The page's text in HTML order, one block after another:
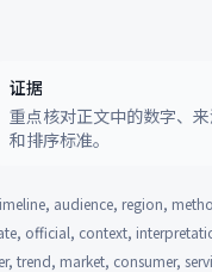
证据
重点核对正文中的数字、
和排序标准。
audience, region,
official, context,
trend, market, consumer,